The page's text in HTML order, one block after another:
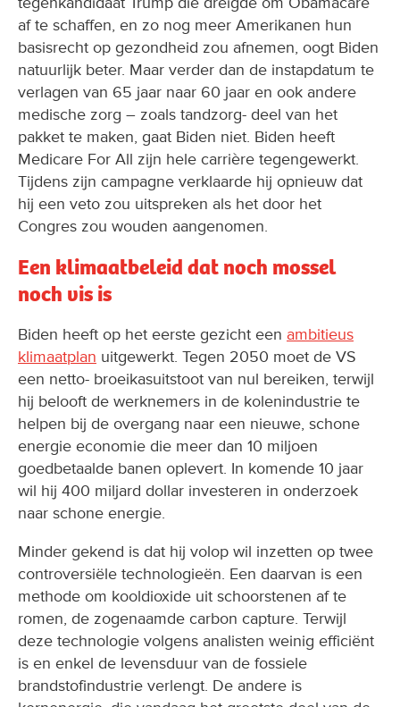
af te schaffen, en zo nog meer Amerikanen hun
basisrecht op gezondheid zou afnemen, oogt Biden
natuurlijk beter. Maar verder dan de instapdatum te
verlagen van 65 jaar naar 60 jaar en ook andere
medische zorg – zoals tandzorg- deel van het
pakket te maken, gaat Biden niet. Biden heeft
Medicare For All zijn hele carrière tegengewerkt.
Tijdens zijn campagne verklaarde hij opnieuw dat
hij een veto zou uitspreken als het door het
Congres zou wouden aangenomen.
Een klimaatbeleid dat noch mossel
noch vis is
Biden heeft op het eerste gezicht een ambitieus
klimaatplan uitgewerkt. Tegen 2050 moet de VS
een netto- broeikasuitstoot van nul bereiken, terwijl
hij belooft de werknemers in de kolenindustrie te
helpen bij de overgang naar een nieuwe, schone
energie economie die meer dan 10 miljoen
goedbetaalde banen oplevert. In komende 10 jaar
wil hij 400 miljard dollar investeren in onderzoek
naar schone energie.
Minder gekend is dat hij volop wil inzetten op twee
controversiële technologieën. Een daarvan is een
methode om kooldioxide uit schoorstenen af te
romen, de zogenaamde carbon capture. Terwijl
deze technologie volgens analisten weinig efficiënt
is en enkel de levensduur van de fossiele
brandstofindustrie verlengt. De andere is